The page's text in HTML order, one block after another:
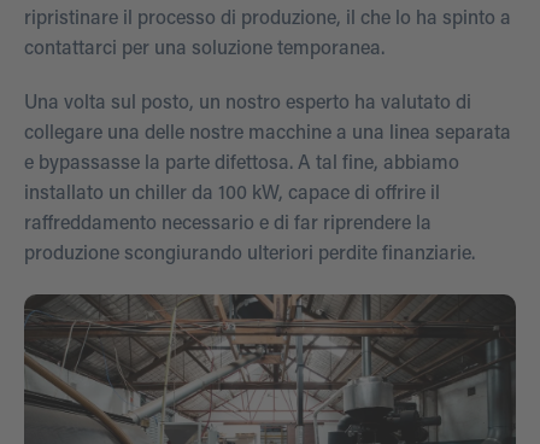
ripristinare il processo di produzione, il che lo ha spinto a
contattarci per una soluzione temporanea.
Una volta sul posto, un nostro esperto ha valutato di
collegare una delle nostre macchine a una linea separata
e bypassasse la parte difettosa. A tal fine, abbiamo
installato un chiller da 100 kW, capace di offrire il
raffreddamento necessario e di far riprendere la
produzione scongiurando ulteriori perdite finanziarie.